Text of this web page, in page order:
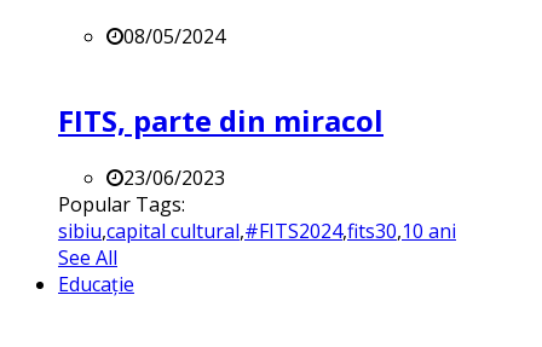
08/05/2024
FITS, parte din miracol
23/06/2023
Popular Tags:
sibiu,capital cultural,#FITS2024,fits30,10 ani
See All
Educație